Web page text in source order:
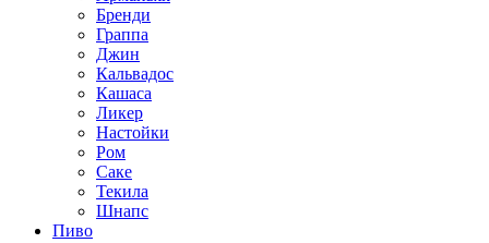
Бренди
Граппа
Джин
Кальвадос
Кашаса
Ликер
Настойки
Ром
Саке
Текила
Шнапс
Пиво